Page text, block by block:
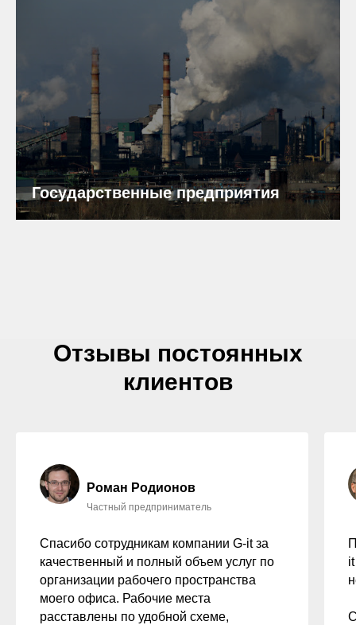
Государственные предприятия
Отзывы постоянных
клиентов
Роман Родионов
Частный предприниматель
Спасибо сотрудникам компании G-it за
качественный и полный объем услуг по
организации рабочего пространства
моего офиса. Рабочие места
расставлены по удобной схеме,